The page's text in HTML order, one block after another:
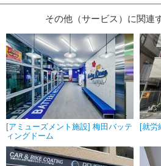
その他（サービス）に関連
[アミューズメント施設] 梅田バッテ
ィングドーム
[就労